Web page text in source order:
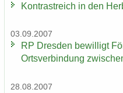
Kon­trast­reich in den
03.09.2007
RP Dres­den be­wil­ligt
Orts­ver­bin­dung
28.08.2007